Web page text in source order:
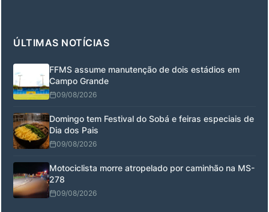
ÚLTIMAS NOTÍCIAS
FFMS assume manutenção de dois estádios em
Campo Grande
09/08/2026
Domingo tem Festival do Sobá e feiras especiais de
Dia dos Pais
09/08/2026
Motociclista morre atropelado por caminhão na MS-
278
09/08/2026